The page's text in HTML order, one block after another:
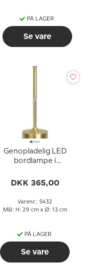
PÅ LAGER
Se vare
Genopladelig LED
bordlampe i
DKK 365,00
Varenr.: 5432
Mål: H: 29 cm x Ø: 13 cm
PÅ LAGER
Se vare